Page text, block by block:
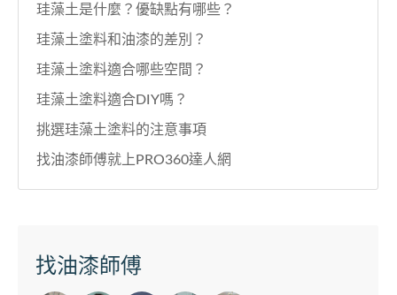
珪藻土是什麼？優缺點有哪些？
珪藻土塗料和油漆的差別？
珪藻土塗料適合哪些空間？
珪藻土塗料適合DIY嗎？
挑選珪藻土塗料的注意事項
找油漆師傅就上PRO360達人網
找油漆師傅